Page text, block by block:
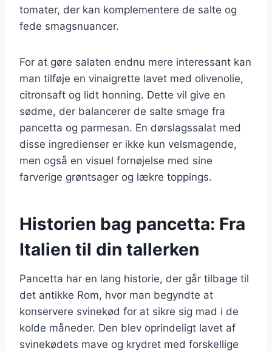
tomater, der kan komplementere de salte og
fede smagsnuancer.
For at gøre salaten endnu mere interessant kan
man tilføje en vinaigrette lavet med olivenolie,
citronsaft og lidt honning. Dette vil give en
sødme, der balancerer de salte smage fra
pancetta og parmesan. En dørslagssalat med
disse ingredienser er ikke kun velsmagende,
men også en visuel fornøjelse med sine
farverige grøntsager og lækre toppings.
Historien bag pancetta: Fra
Italien til din tallerken
Pancetta har en lang historie, der går tilbage til
det antikke Rom, hvor man begyndte at
konservere svinekød for at sikre sig mad i de
kolde måneder. Den blev oprindeligt lavet af
svinekødets mave og krydret med forskellige